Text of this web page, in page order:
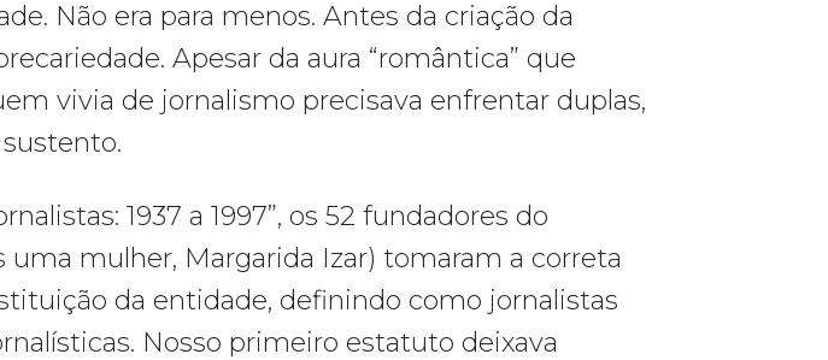
Não era para menos. Antes da criação da
Apesar da aura “romântica” que
vivia de jornalismo precisava enfrentar duplas,
1937 a 1997”, os 52 fundadores do
mulher, Margarida Izar) tomaram a correta
da entidade, definindo como jornalistas
Nosso primeiro estatuto deixava